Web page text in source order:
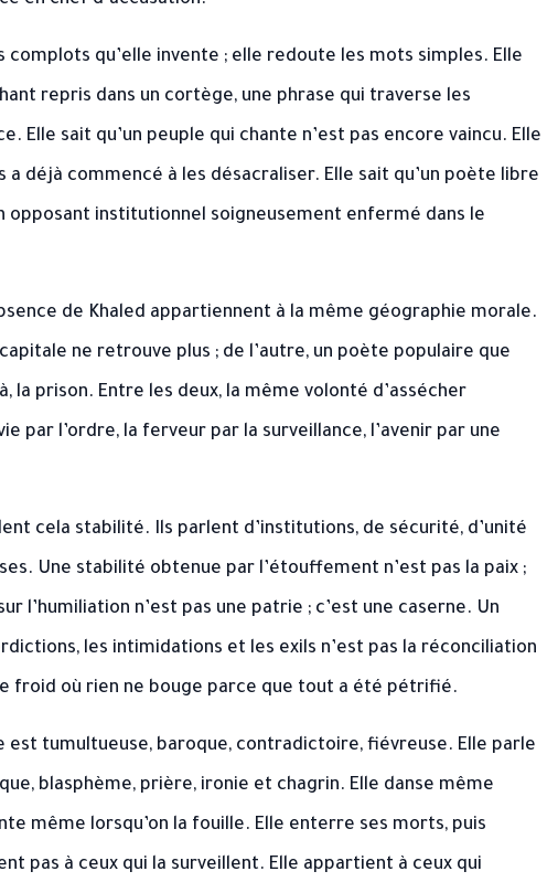
qu’elle invente ; elle redoute les mots simples. Elle
repris dans un cortège, une phrase qui traverse les
Elle sait qu’un peuple qui chante n’est pas encore vaincu. Elle
déjà commencé à les désacraliser. Elle sait qu’un poète libre
opposant institutionnel soigneusement enfermé dans le
de Khaled appartiennent à la même géographie morale.
ne retrouve plus ; de l’autre, un poète populaire que
la prison. Entre les deux, la même volonté d’assécher
par l’ordre, la ferveur par la surveillance, l’avenir par une
cela stabilité. Ils parlent d’institutions, de sécurité, d’unité
Une stabilité obtenue par l’étouffement n’est pas la paix ;
l’humiliation n’est pas une patrie ; c’est une caserne. Un
les intimidations et les exils n’est pas la réconciliation
froid où rien ne bouge parce que tout a été pétrifié.
est tumultueuse, baroque, contradictoire, fiévreuse. Elle parle
blasphème, prière, ironie et chagrin. Elle danse même
même lorsqu’on la fouille. Elle enterre ses morts, puis
pas à ceux qui la surveillent. Elle appartient à ceux qui